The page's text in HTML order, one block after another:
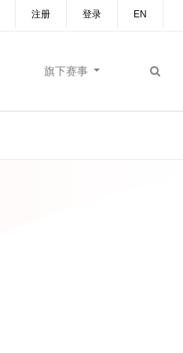
EN
登录
注册
旗下赛事